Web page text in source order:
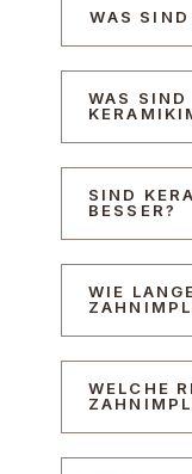
WAS
WAS SIND
SIND
BESSER?
WIE
WELCHE